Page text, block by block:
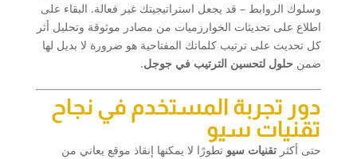
وسلوك الروابط – قد يجعل استراتيجيتك غير فعالة. البقاء على
اطلاع على تحديثات الخوارزميات من مصادر موثوقة وتحليل أثر
كل تحديث على ترتيب كلماتك المفتاحية هو ضرورة لا بديل لها
ضمن حلول لتحسين الترتيب في جوجل.
دور تجربة المستخدم في نجاح
تقنيات سيو
حتى أكثر تقنيات سيو تطورًا لا يمكنها إنقاذ موقع يعاني من